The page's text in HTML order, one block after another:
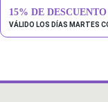
15% DE
VÁLIDO LOS DÍAS MARTES